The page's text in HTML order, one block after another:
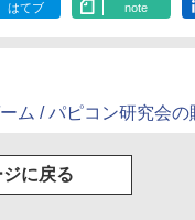
はてブ note
ム / パピコン研究会
ジに戻る